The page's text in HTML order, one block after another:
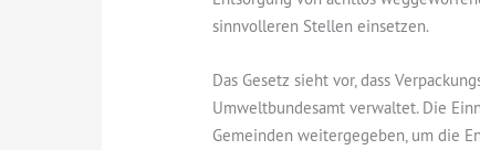
sinnvolleren Stellen einsetzen.
Das Gesetz sieht vor, dass
Umweltbundesamt verwaltet. Die
Gemeinden weitergegeben, um die